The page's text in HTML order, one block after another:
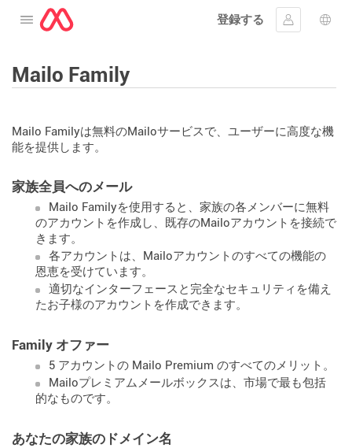
メニューを開く
登録する
ｻｲﾝｲﾝする言語
Mailo Family
Mailo Familyは無料のMailoサービスで、ユーザーに高度な機
能を提供します。
家族全員へのメール
Mailo Familyを使用すると、家族の各メンバーに無料
のアカウントを作成し、既存のMailoアカウントを接続で
きます。
各アカウントは、Mailoアカウントのすべての機能の
恩恵を受けています。
適切なインターフェースと完全なセキュリティを備え
たお子様のアカウントを作成できます。
Family オファー
5 アカウントの Mailo Premium のすべてのメリット。
Mailoプレミアムメールボックスは、市場で最も包括
的なものです。
あなたの家族のドメイン名